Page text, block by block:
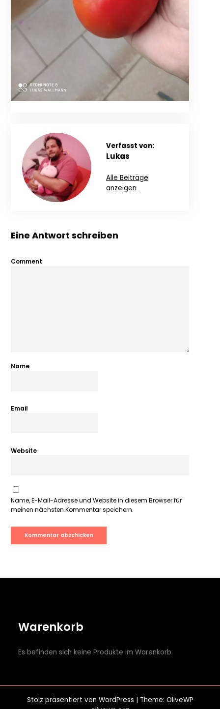
Verfasst von:
Lukas
Alle Beiträge
anzeigen
Eine Antwort schreiben
Comment
Name
Email
Website
Name, E-Mail-Adresse und Website in diesem Browser für
meinen nächsten Kommentar speichern.
Warenkorb
Es befinden sich keine Produkte im Warenkorb.
Stolz präsentiert von WordPress | Theme: OliveWP